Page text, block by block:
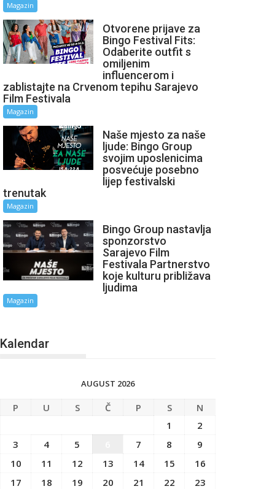
Magazin
Otvorene prijave za
Bingo Festival Fits:
Odaberite outfit s
omiljenim
influencerom i
zablistajte na Crvenom tepihu Sarajevo
Film Festivala
Magazin
Naše mjesto za naše
ljude: Bingo Group
svojim uposlenicima
posvećuje posebno
lijep festivalski
trenutak
Magazin
Bingo Group nastavlja
sponzorstvo
Sarajevo Film
Festivala Partnerstvo
koje kulturu približava
ljudima
Magazin
Kalendar
AUGUST 2026
P U S Č P S
N
1
2
3
4 5 7 8
9
10
11 12 13 14 15
16
17
18 19 20 21 22
23